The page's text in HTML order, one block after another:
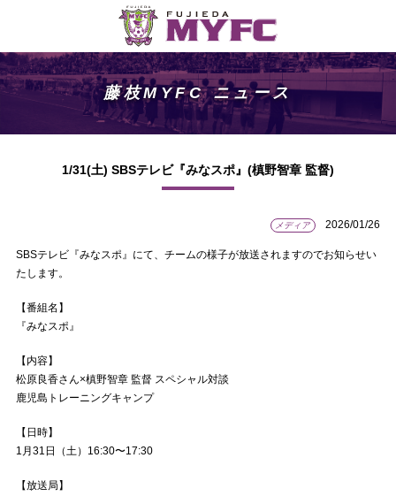
藤枝MYFC ニュース
1/31(土) SBSテレビ『みなスポ』(槙野智章 監督)
メディア 2026/01/26
SBSテレビ『みなスポ』にて、チームの様子が放送されますのでお知らせい
たします。
【番組名】
『みなスポ』
【内容】
松原良香さん×槙野智章 監督 スペシャル対談
鹿児島トレーニングキャンプ
【日時】
1月31日（土）16:30〜17:30
【放送局】